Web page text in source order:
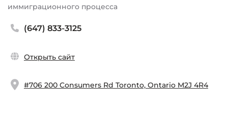
иммиграционного процесса
(647) 833-3125
Открыть сайт
#706 200 Consumers Rd Toronto, Ontario M2J 4R4